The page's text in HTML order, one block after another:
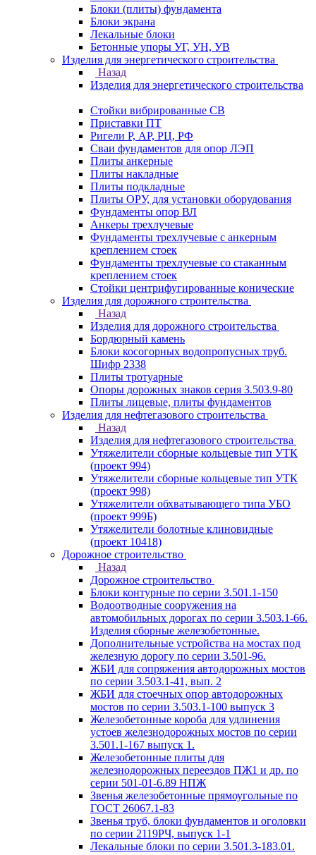
Блоки (плиты) фундамента
Блоки экрана
Лекальные блоки
Бетонные упоры УГ, УН, УВ
Изделия для энергетического строительства
Назад
Изделия для энергетического строительства
Стойки вибрированные СВ
Приставки ПТ
Ригели Р, АР, РЦ, РФ
Сваи фундаментов для опор ЛЭП
Плиты анкерные
Плиты накладные
Плиты подкладные
Плиты ОРУ, для установки оборудования
Фундаменты опор ВЛ
Анкеры трехлучевые
Фундаменты трехлучевые с анкерным
креплением стоек
Фундаменты трехлучевые со стаканным
креплением стоек
Стойки центрифугированные конические
Изделия для дорожного строительства
Назад
Изделия для дорожного строительства
Бордюрный камень
Блоки косогорных водопропусных труб.
Шифр 2338
Плиты тротуарные
Опоры дорожных знаков серия 3.503.9-80
Плиты лицевые, плиты фундаментов
Изделия для нефтегазового строительства
Назад
Изделия для нефтегазового строительства
Утяжелители сборные кольцевые тип УТК
(проект 994)
Утяжелители сборные кольцевые тип УТК
(проект 998)
Утяжелители обхватывающего типа УБО
(проект 999Б)
Утяжелители болотные клиновидные
(проект 10418)
Дорожное строительство
Назад
Дорожное строительство
Блоки контурные по серии 3.501.1-150
Водоотводные сооружения на
автомобильных дорогах по серии 3.503.1-66.
Изделия сборные железобетонные.
Дополнительные устройства на мостах под
железную дорогу по серии 3.501-96.
ЖБИ для сопряжения автодорожных мостов
по серии 3.503.1-41, вып. 2
ЖБИ для стоечных опор автодорожных
мостов по серии 3.503.1-100 выпуск 3
Железобетонные короба для удлинения
устоев железнодорожных мостов по серии
3.501.1-167 выпуск 1.
Железобетонные плиты для
железнодорожных переездов ПЖ1 и др. по
серии 501-01-6.89 НПЖ
Звенья железобетонные прямоугольные по
ГОСТ 26067.1-83
Звенья труб, блоки фундаментов и оголовки
по серии 2119РЧ, выпуск 1-1
Лекальные блоки по серии 3.501.3-183.01.